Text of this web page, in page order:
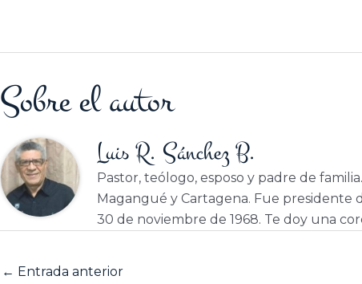
Sobre el autor
Luis R. Sánchez B.
Pastor, teólogo, esposo y padre de
Magangué y Cartagena. Fue presidente
30 de noviembre de 1968. Te doy una
← Entrada anterior